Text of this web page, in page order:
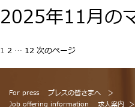
2025年11月の
投
稿
の
固
ペ
1 固
ペ
ジ
2 … 固
ペ
ジ
12 次のページ
For press
プレスの皆さまへ
Job offering information
求人案内